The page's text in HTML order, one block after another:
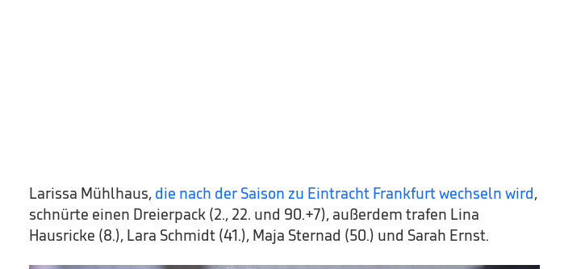
Larissa Mühlhaus, die nach der Saison zu Eintracht Frankfurt wechseln wird,
schnürte einen Dreierpack (2., 22. und 90.+7), außerdem trafen Lina
Hausricke (8.), Lara Schmidt (41.), Maja Sternad (50.) und Sarah Ernst.